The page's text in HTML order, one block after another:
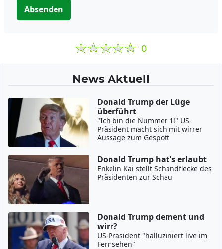
Absenden
0
News Aktuell
Donald Trump der Lüge
überführt
"Ich bin die Nummer 1!" US-
Präsident macht sich mit wirrer
Aussage zum Gespött
Donald Trump hat's erlaubt
Enkelin Kai stellt Schandflecke des
Präsidenten zur Schau
Donald Trump dement und
wirr?
US-Präsident "halluziniert live im
Fernsehen"